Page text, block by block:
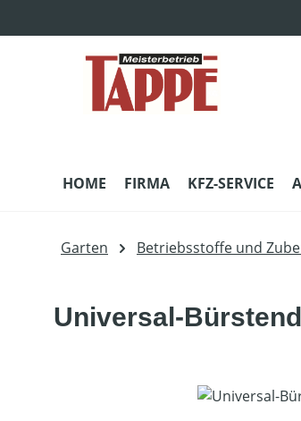
HOME FIRMA KFZ-SERVICE
Garten Betriebsstoffe und
Universal-
Bildergalerie überspringen